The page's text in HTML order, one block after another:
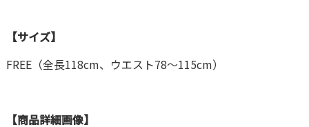
【サイズ】
FREE（全長118cm、ウエスト78〜115cm）
【商品詳細画像】